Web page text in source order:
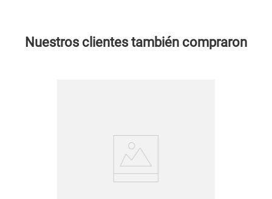
Nuestros clientes también compraron